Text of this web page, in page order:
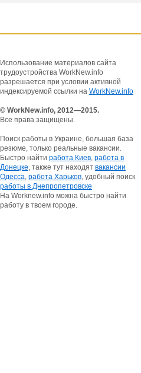
Использование материалов сайта
трудоустройства WorkNew.info
разрешается при условии активной
индексируемой ссылки на WorkNew.info
© WorkNew.info, 2012—2015.
Все права защищены.
Поиск работы в Украине, большая база
резюме, только реальные вакансии.
Быстро найти работа Киев, работа в
Донецке, также тут находят вакансии
Одесса, работа Харьков, удобный поиск
работы в Днепропетровске
На Worknew.info можна быстро найти
работу в твоем городе.